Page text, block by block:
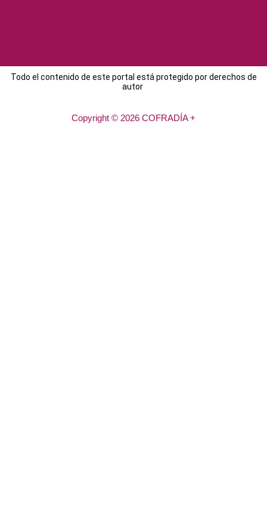
Todo el contenido de este portal está protegido por derechos de
autor
Copyright © 2026 COFRADÍA +